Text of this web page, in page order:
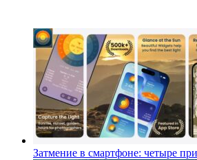
Затмение в смартфоне: четыре